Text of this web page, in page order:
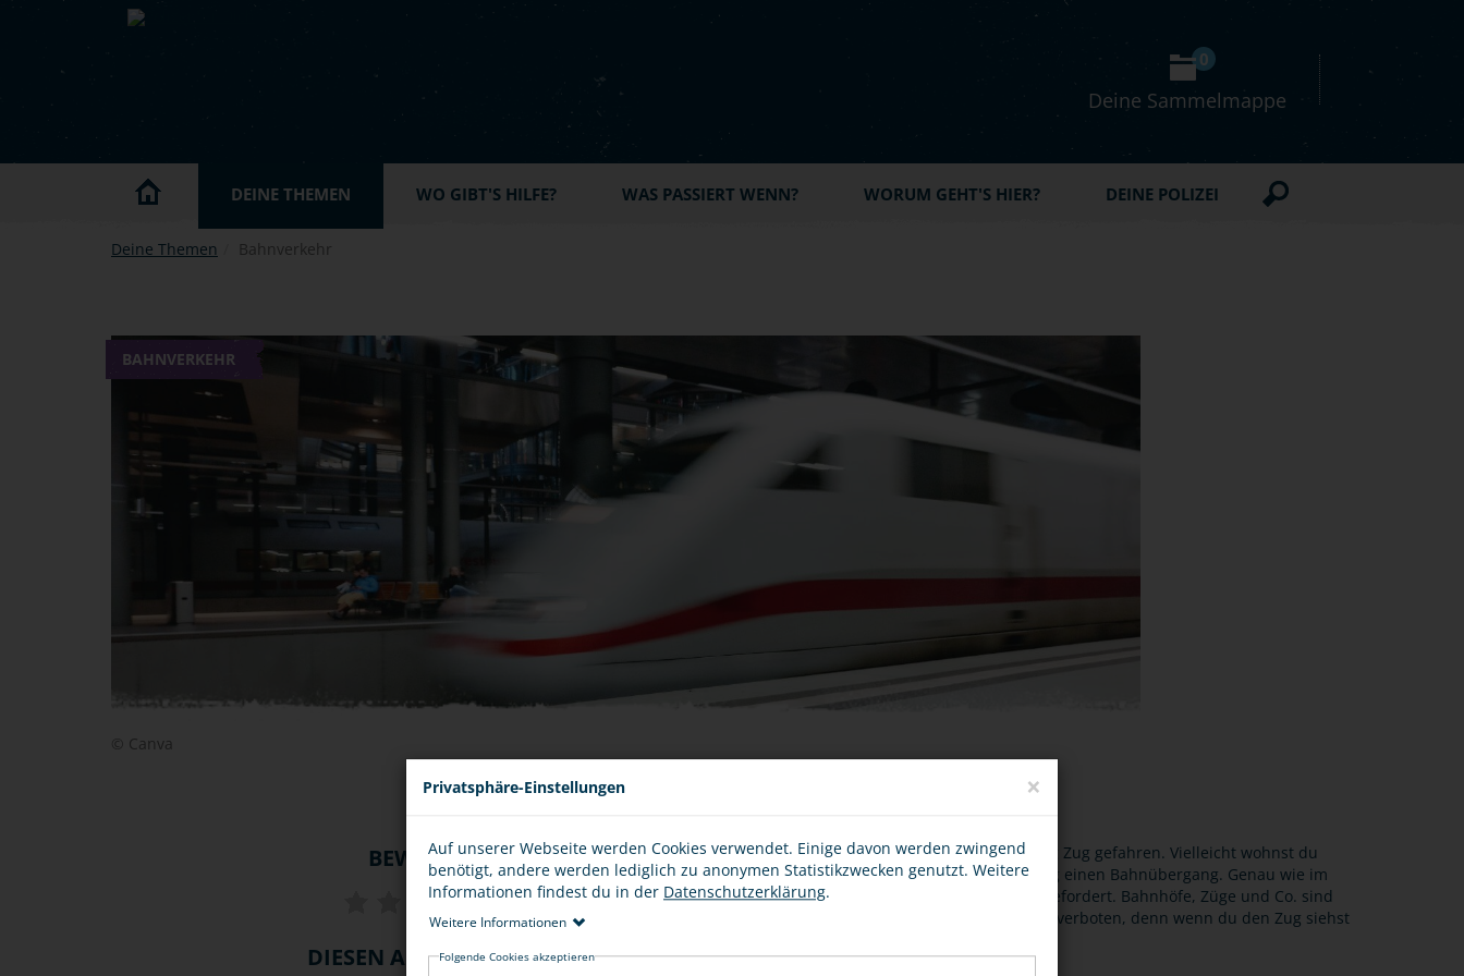
Skip to main content
Deine Sammelmappe
0
DEINE THEMEN WO GIBT'S HILFE? WAS PASSIERT WENN? WORUM GEHT'S HIER? DEINE POLIZEI
Deine Themen Bahnverkehr
BAHNVERKEHR
© Canva
BAHNHÖFE, ZÜGE & CO.
Ob Schulweg, Freizeit oder Urlaub: Bestimmt bist auch du schon häufig Zug gefahren. Vielleicht wohnst du
sogar in der Nähe eines Bahnhofs – oder nutzt auf dem Nachhauseweg einen Bahnübergang. Genau wie im
Straßenverkehr ist auch im Bahnverkehr deine volle Aufmerksamkeit gefordert. Bahnhöfe, Züge und Co. sind
keine Spielplätze. Das Betreten der Gleisbereiche ist aus gutem Grund verboten, denn wenn du den Zug siehst
BEWERTUNG
DIESEN ARTIKEL ...
Privatsphäre-Einstellungen ×
Auf unserer Webseite werden Cookies verwendet. Einige davon werden zwingend
benötigt, andere werden lediglich zu anonymen Statistikzwecken genutzt. Weitere
Informationen findest du in der Datenschutzerklärung.
Weitere Informationen
Folgende Cookies akzeptieren